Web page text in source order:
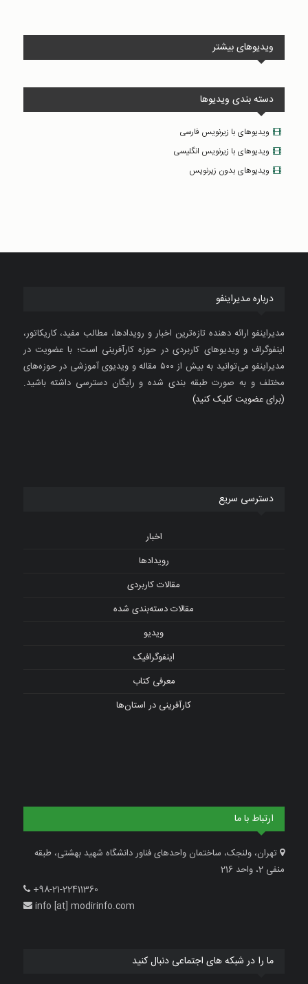
ویدیوهای بیشتر
دسته بندی ویدیوها
ویدیوهای با زیرنویس فارسی
ویدیوهای با زیرنویس انگلیسی
ویدیوهای بدون زیرنویس
درباره مدیراینفو
مدیراینفو ارائه دهنده تازه‌ترین اخبار و رویدادها، مطالب مفید، کاریکاتور،
اینفوگراف و ویدیوهای کاربردی در حوزه کارآفرینی است؛ با عضویت در
مدیراینفو می‌توانید به بیش از ۵۰۰ مقاله و ویدیوی آموزشی در حوزه‌های
مختلف و به صورت طبقه بندی شده و رایگان دسترسی داشته باشید.
(برای عضویت کلیک کنید)
دسترسی سریع
اخبار
رویدادها
مقالات کاربردی
مقالات دسته‌بندی شده
ویدیو
اینفوگرافیک
معرفی کتاب
کارآفرینی در استان‌ها
ارتباط با ما
تهران، ولنجک، ساختمان واحدهای فناور دانشگاه شهید بهشتی، طبقه
منفی 2، واحد 216
+98-21-22411360
info [at] modirinfo.com
ما را در شبکه های اجتماعی دنبال کنید